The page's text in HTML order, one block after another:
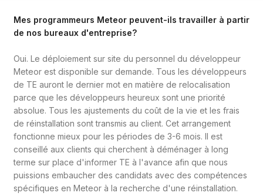
Mes programmeurs Meteor peuvent-ils travailler à partir
de nos bureaux d'entreprise?
Oui. Le déploiement sur site du personnel du développeur
Meteor est disponible sur demande. Tous les développeurs
de TE auront le dernier mot en matière de relocalisation
parce que les développeurs heureux sont une priorité
absolue. Tous les ajustements du coût de la vie et les frais
de réinstallation sont transmis au client. Cet arrangement
fonctionne mieux pour les périodes de 3-6 mois. Il est
conseillé aux clients qui cherchent à déménager à long
terme sur place d'informer TE à l'avance afin que nous
puissions embaucher des candidats avec des compétences
spécifiques en Meteor à la recherche d'une réinstallation.